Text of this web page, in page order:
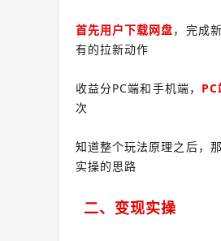
首先用户下载网盘，完成
有的拉新动作
收益分PC端和手机端，
次
知道整个玩法原理之后，
实操的思路
二、变现实操